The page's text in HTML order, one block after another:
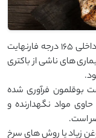
پخت کامل گوشت: بوقلمون باید تا دمای داخلی 165 درجه فارنهایت
های ناشی از باکتری‌
بوقلمون فرآوری شده
مواد نگهدارنده و
است.
زیاد یا روش ‌های سرخ